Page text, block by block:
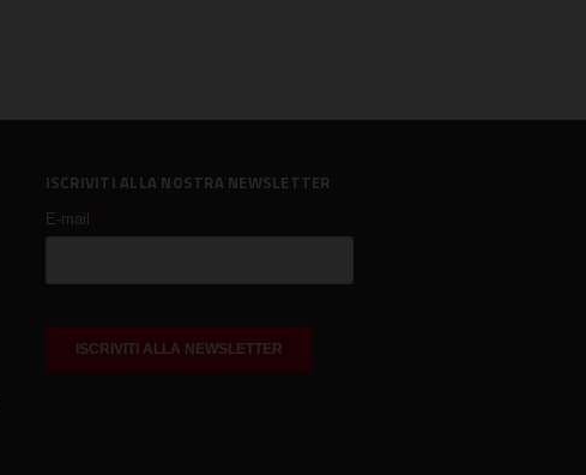
ISCRIVITI ALLA NOSTRA NEWSLETTER